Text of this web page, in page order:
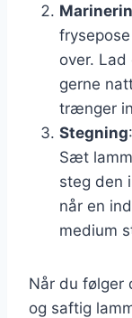
over.
gerne
trænger
Stegning
Sæt
steg den
når en
medium
Når du følger
og saftig